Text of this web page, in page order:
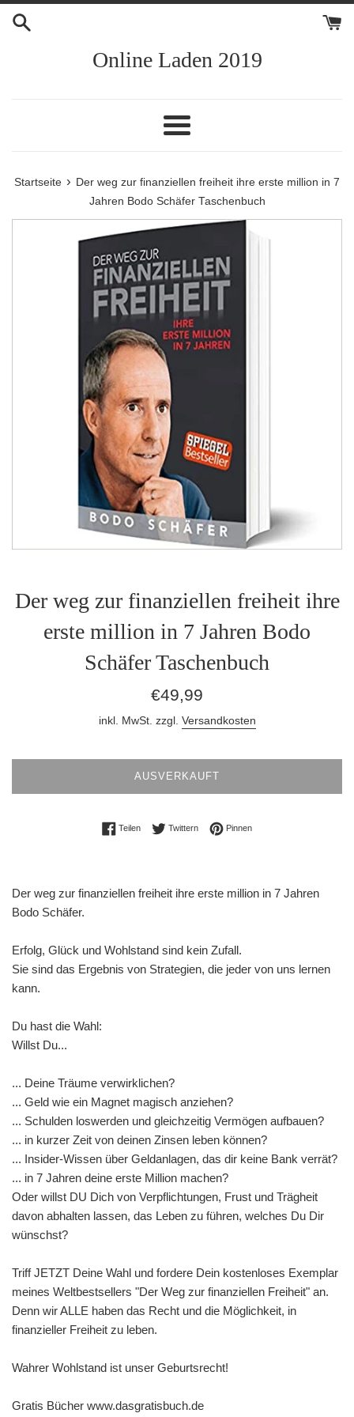
Direkt
zum
Online Laden 2019
Menü
Startseite › Der weg zur finanziellen freiheit ihre erste million in 7
Jahren Bodo Schäfer Taschenbuch
Der weg zur finanziellen freiheit ihre
erste million in 7 Jahren Bodo
Schäfer Taschenbuch
Normaler
€49,99
inkl. MwSt. zzgl. Versandkosten
AUSVERKAUFT
TeilenAuf Facebook teilen
TwitternAuf Twitter twittern
PinnenAuf Pinterest pinnen
Der weg zur finanziellen freiheit ihre erste million in 7 Jahren
Bodo Schäfer.
Erfolg, Glück und Wohlstand sind kein Zufall.
Sie sind das Ergebnis von Strategien, die jeder von uns lernen
kann.
Du hast die Wahl:
Willst Du...
... Deine Träume verwirklichen?
... Geld wie ein Magnet magisch anziehen?
... Schulden loswerden und gleichzeitig Vermögen aufbauen?
... in kurzer Zeit von deinen Zinsen leben können?
... Insider-Wissen über Geldanlagen, das dir keine Bank verrät?
... in 7 Jahren deine erste Million machen?
Oder willst DU Dich von Verpflichtungen, Frust und Trägheit
davon abhalten lassen, das Leben zu führen, welches Du Dir
wünschst?
Triff JETZT Deine Wahl und fordere Dein kostenloses Exemplar
meines Weltbestsellers "Der Weg zur finanziellen Freiheit" an.
Denn wir ALLE haben das Recht und die Möglichkeit, in
finanzieller Freiheit zu leben.
Wahrer Wohlstand ist unser Geburtsrecht!
Gratis Bücher www.dasgratisbuch.de